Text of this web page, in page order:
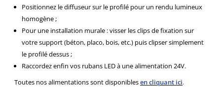
Positionnez le diffuseur sur le profilé pour un rendu lumineux
homogène ;
Pour une installation murale : visser les clips de fixation sur
votre support (béton, placo, bois, etc.) puis clipser simplement
le profilé dessus ;
Raccordez enfin vos rubans LED à une alimentation 24V.
Toutes nos alimentations sont disponiblesen cliquant ici.